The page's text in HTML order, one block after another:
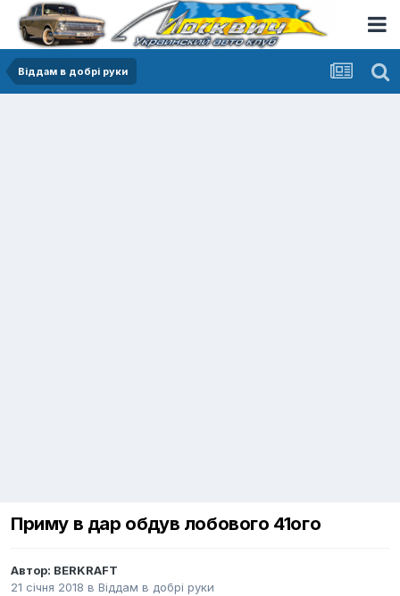
Віддам в добрі руки
Приму в дар обдув лобового 41ого
Автор: BERKRAFT
21 січня 2018 в Віддам в добрі руки